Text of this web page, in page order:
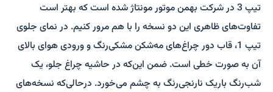
تیپ 3 در شرکت بهمن موتور مونتاژ شده است که بهتر است
تفاوت‌های ظاهری این دو نسخه را با هم مرور کنیم. در نمای جلوی
تیپ 1، قاب دور چراغ‌های مه‌شکن مشکی‌رنگ و ورودی هوای بالای
آن به صورت خطی است. ضمن این‌که در حاشیه چراغ جلو، یک
شب‌رنگ باریک نارنجی‌رنگ به چشم می‌خورد. درحالی‌که نسخه‌های